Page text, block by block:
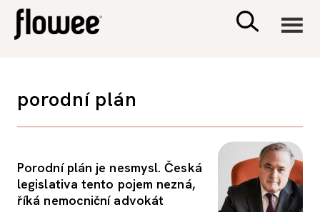
PSYCHOLOGIE
RODINA A DĚTI
porodní plán
Porodní plán je nesmysl. Česká
legislativa tento pojem nezná,
říká nemocniční advokát